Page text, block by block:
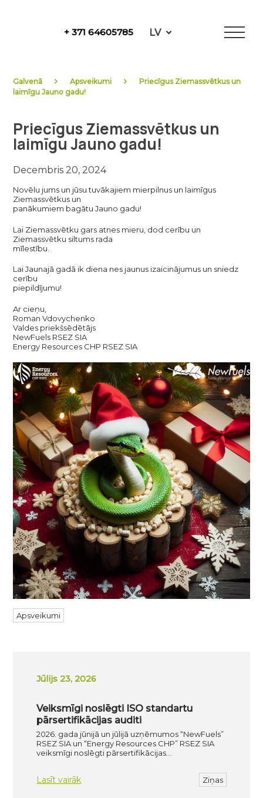
+ 371 64605785 LV
Galvenā Apsveikumi
Priecīgus Ziemassvētkus un
laimīgu Jauno gadu!
Priecīgus Ziemassvētkus un
laimīgu Jauno gadu!
Decembris 20, 2024
Novēlu jums un jūsu tuvākajiem mierpilnus un laimīgus
Ziemassvētkus un
panākumiem bagātu Jauno gadu!
Lai Ziemassvētku gars atnes mieru, dod cerību un
Ziemassvētku siltums rada
mīlestību.
Lai Jaunajā gadā ik diena nes jaunus izaicinājumus un sniedz
cerību
piepildījumu!
Ar cieņu,
Roman Vdovychenko
Valdes priekšsēdētājs
NewFuels RSEZ SIA
Energy Resources CHP RSEZ SIA
Apsveikumi
Jūlijs 23, 2026
Veiksmīgi noslēgti ISO standartu
pārsertifikācijas auditi
2026. gada jūnijā un jūlijā uzņēmumos “NewFuels”
RSEZ SIA un “Energy Resources CHP” RSEZ SIA
veiksmīgi noslēgti pārsertifikācijas…
Lasīt vairāk Ziņas